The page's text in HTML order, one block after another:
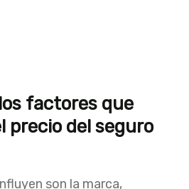
factores que
precio del seguro
son la marca,